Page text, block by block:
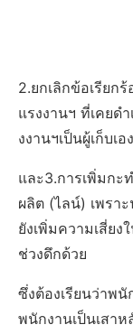
2.ยกเลิกข้อเรียก
แรงงานฯ ที่เคยด
งงานฯเป็นผู้เก็บเอง
และ3.การเพิ่มกะ
ผลิต (ไลน์) เพรา
ยังเพิ่มความเสี่ย
ช่วงดึกด้วย
ซึ่งต้องเรียนว่าพ
พนักงานเป็นเสา